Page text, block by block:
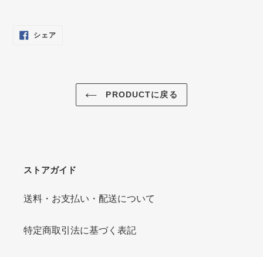
シェアFACEBOOK
PRODUCTに戻る
ストアガイド
送料・お支払い・配送について
特定商取引法に基づく表記